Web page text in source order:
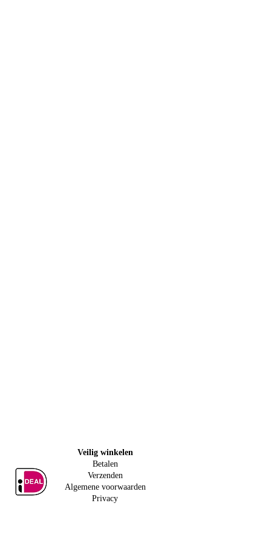
Veilig winkelen
Betalen
Verzenden
Algemene voorwaarden
Privacy